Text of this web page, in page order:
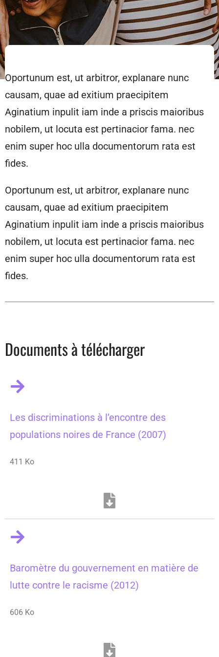
Oportunum est, ut arbitror, explanare nunc
causam, quae ad exitium praecipitem
Aginatium inpulit iam inde a priscis maioribus
nobilem, ut locuta est pertinacior fama. nec
enim super hoc ulla documentorum rata est
fides.
Oportunum est, ut arbitror, explanare nunc
causam, quae ad exitium praecipitem
Aginatium inpulit iam inde a priscis maioribus
nobilem, ut locuta est pertinacior fama. nec
enim super hoc ulla documentorum rata est
fides.
Documents à télécharger
Les discriminations à l’encontre des
populations noires de France (2007)
411 Ko
Baromètre du gouvernement en matière de
lutte contre le racisme (2012)
606 Ko